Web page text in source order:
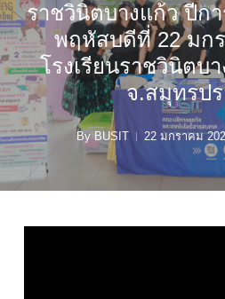
ราชวินิตบางแก้ว ปีก
พฤหัสบดีที่ 22 มก
โรงเรียนราชวินิตบ
จ.สมุทรป
By BUSIT 22 มกราคม